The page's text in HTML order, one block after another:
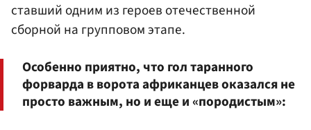
ставший одним из героев отечественной
сборной на групповом этапе.
Особенно приятно, что гол таранного
форварда в ворота африканцев оказался не
просто важным, но и еще и «породистым»: